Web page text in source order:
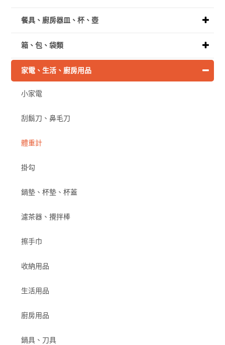
餐具、廚房器皿、杯、壺
箱、包、袋類
家電、生活、廚房用品
小家電
刮鬍刀、鼻毛刀
體重計
掛勾
鍋墊、杯墊、杯蓋
濾茶器、攪拌棒
擦手巾
收納用品
生活用品
廚房用品
鍋具、刀具